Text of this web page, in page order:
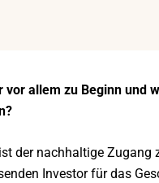
vor allem zu Beginn und
der nachhaltige Zugang
Investor für das